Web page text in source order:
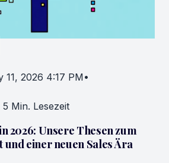
11, 2026 4:17 PM•
5 Min. Lesezeit
2026: Unsere Thesen zum
einer neuen Sales Ära